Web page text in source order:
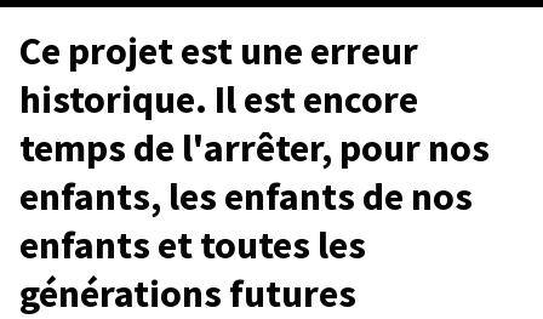
Ce projet est une erreur
historique. Il est encore
temps de l'arrêter, pour nos
enfants, les enfants de nos
enfants et toutes les
générations futures